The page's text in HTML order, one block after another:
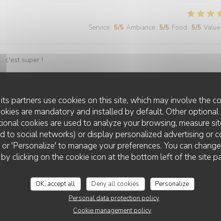
partners use cookies on this site, which may involve the
are mandatory and installed by default. Other optional
cookies are used to analyze your browsing, measure
to social networks) or display personalized advertising or
'Personalize' to manage your preferences. You can
clicking on the cookie icon at the bottom left of the site
OK, accept all Deny all cookies
Personalize
Personal data protection policy
Cookie management policy
Service : 5/5 Ambiance : 5/5 Food : 5/5 Value
c'est super !
Service : /5 Ambiance 5 /5 Food /5 Value
votre restaurant Aussi bien du service du personnel que de la
Service:4/5 Ambiance: